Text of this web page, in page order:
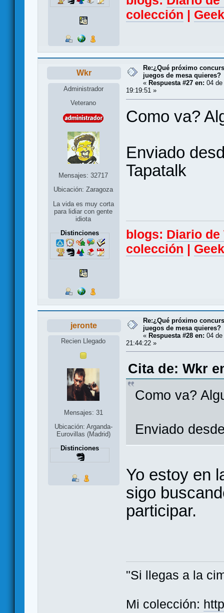
colección
Wkr
Administrador
Veterano
Mensajes: 32717
Ubicación: Zaragoza
La vida es muy corta
para lidiar con gente
idiota
Distinciones
Re:¿Qué próximo
juegos de mesa quieres?
« Respuesta #27 en: 04
19:19:51 »
Como va?
Enviado
Tapatalk
blogs: Diario
colección
jeronte
Recien Llegado
Mensajes: 31
Ubicación: Arganda-
Eurovillas (Madrid)
Distinciones
Re:¿Qué próximo
juegos de mesa quieres?
« Respuesta #28 en: 04
21:44:22 »
Cita de: Wkr
Como va?
Enviado
Yo estoy en
sigo
participar.
"Si llegas a la
Mi colección: